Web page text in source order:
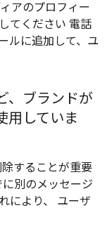
アのプロフィー
てください 電話
ルに追加して、ユ
、ブランドが
用していま
除することが重要
別のメッセージ
により、 ユーザ